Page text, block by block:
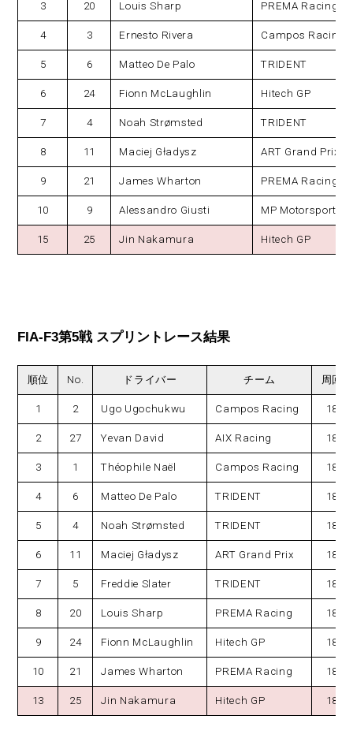
3 20 Louis Sharp PREMA Racing
4 3 Ernesto Rivera Campos Racing
5 6 Matteo De Palo TRIDENT
6 24 Fionn McLaughlin Hitech GP
7 4 Noah Strømsted TRIDENT
8 11 Maciej Gładysz ART Grand Prix
9 21 James Wharton PREMA Racing
10 9 Alessandro Giusti MP Motorsport
15 25 Jin Nakamura Hitech GP
FIA-F3第5戦 スプリントレース結果
順位 No. ドライバー チーム 周回
1 2 Ugo Ugochukwu Campos Racing 18
2 27 Yevan David AIX Racing 18
3 1 Théophile Naël Campos Racing 18
4 6 Matteo De Palo TRIDENT 18
5 4 Noah Strømsted TRIDENT 18
6 11 Maciej Gładysz ART Grand Prix 18
7 5 Freddie Slater TRIDENT 18
8 20 Louis Sharp PREMA Racing 18
9 24 Fionn McLaughlin Hitech GP 18
10 21 James Wharton PREMA Racing 18
13 25 Jin Nakamura Hitech GP 18